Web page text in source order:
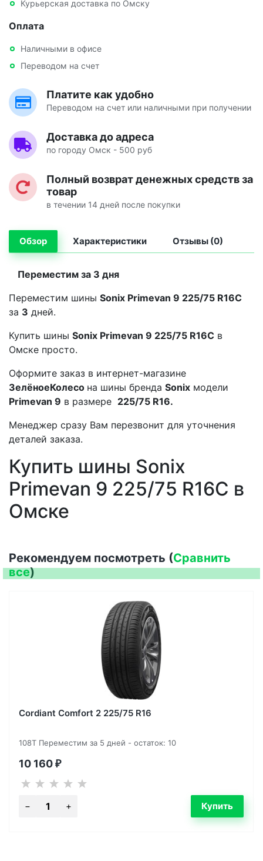
Курьерская доставка по Омску
Оплата
Наличными в офисе
Переводом на счет
Платите как удобно
Переводом на счет или наличными при получении
Доставка до адреса
по городу Омск - 500 руб
Полный возврат денежных средств за
товар
в течении 14 дней после покупки
Обзор Характеристики Отзывы (0)
Переместим за 3 дня
Переместим шины Sonix Primevan 9 225/75 R16C
за 3 дней.
Купить шины Sonix Primevan 9 225/75 R16C в
Омске просто.
Оформите заказ в интернет-магазине
ЗелёноеКолесо на шины бренда Sonix модели
Primevan 9 в размере 225/75 R16.
Менеджер сразу Вам перезвонит для уточнения
деталей заказа.
Купить шины Sonix
Primevan 9 225/75 R16C в
Омске
Рекомендуем посмотреть (Сравнить
все)
Cordiant Comfort 2 225/75 R16
108T Переместим за 5 дней - остаток: 10
10 160 ₽